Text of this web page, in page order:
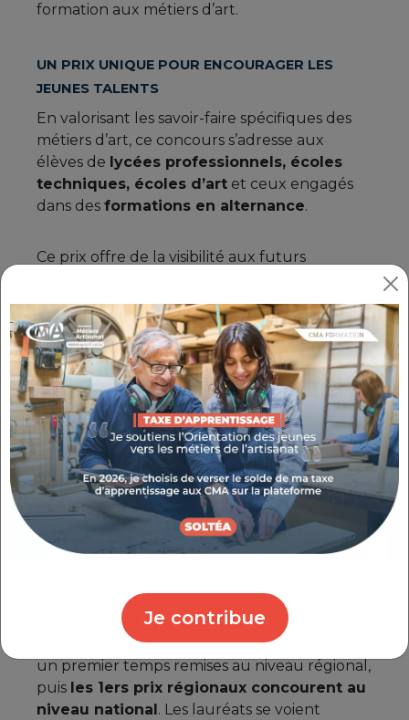
Je contribue
formation aux métiers d’art.
UN PRIX UNIQUE POUR ENCOURAGER LES
JEUNES TALENTS
En valorisant les savoir-faire spécifiques des
métiers d’art, ce concours s’adresse aux
élèves de lycées professionnels, écoles
techniques, écoles d’art et ceux engagés
dans des formations en alternance.
Ce prix offre de la visibilité aux futurs
créativité, leurregardet leurintelligence
face à la matière.
Le concours est ouvert auxjeunes de moins
de 26 ansau moment de l’inscription,
en
formation initiale à temps plein ou en
apprentissagedans le domaine des métiers
d’art, dans l’année de leur examen. Les
candidats peuvent être deniveau 3 (CAP)
niveau 4 (BMA, Bac Pro, BTM)ou de
niveau 5/6 (BTS, BTMS, DMA, DN MADE).
d’inscription accompagné de photos de
l’œuvre réalisée et adressé au responsable
du Prix à l’Institut. Les récompenses sont dans
un premier temps remises au niveau régional,
puis les 1ers prix régionaux concourent au
niveau national . Les lauréats se voient